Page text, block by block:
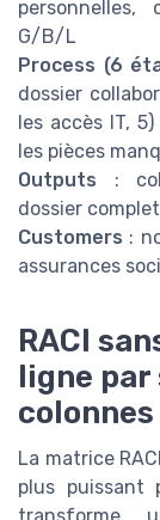
personnelles,
G/B/L
Process (6
dossier
les accès IT,
les pièces
Outputs :
dossier
Customers :
assurances
RACI
ligne par
La matrice
plus puissant